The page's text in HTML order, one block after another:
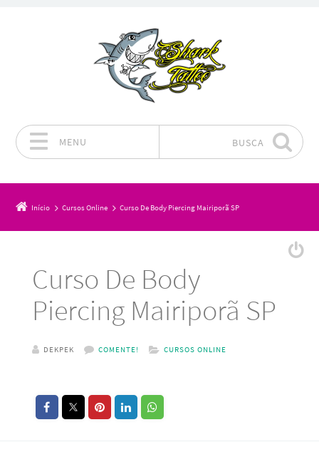
MENU BUSCA
Início Cursos Online Curso De Body Piercing Mairiporã SP
Curso De Body
Piercing Mairiporã SP
DEKPEK COMENTE! CURSOS ONLINE